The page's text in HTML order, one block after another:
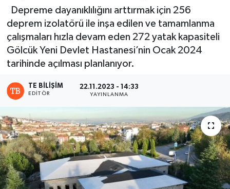
Depreme dayanıklılığını arttırmak için 256
deprem izolatörü ile inşa edilen ve tamamlanma
çalışmaları hızla devam eden 272 yatak kapasiteli
Gölcük Yeni Devlet Hastanesi’nin Ocak 2024
tarihinde açılması planlanıyor.
TE BILIŞIM
EDITÖR
22.11.2023 - 14:33
YAYINLANMA